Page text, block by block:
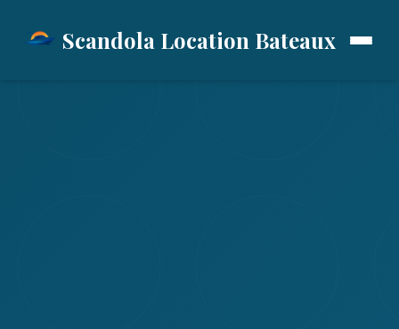
Scandola Location Bateaux